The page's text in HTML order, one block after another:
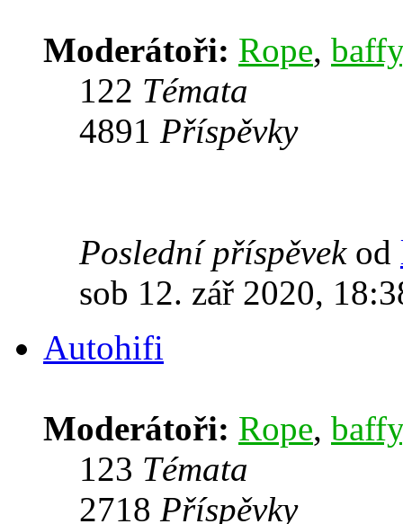
Moderátoři: Rope, baffy
122 Témata
4891 Příspěvky
Poslední příspěvekod
sob 12. zář 2020,
Autohifi
Moderátoři: Rope, baffy
123 Témata
2718 Příspěvky